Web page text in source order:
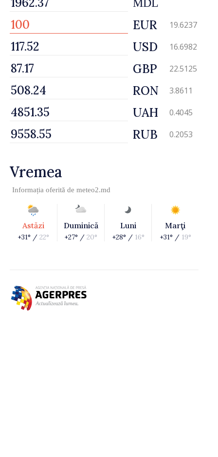
MDL
EUR 19.6237
USD 16.6982
GBP 22.5125
RON 3.8611
UAH 0.4045
RUB 0.2053
Vremea
Informația oferită de meteo2.md
Astăzi
+31° / 22°
Duminică
+27° / 20°
Luni
+28° / 16°
Marţi
+31° / 19°